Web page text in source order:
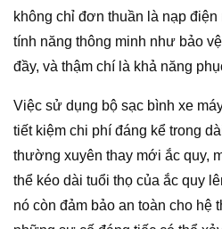
không chỉ đơn thuần là nạp
tính năng thông minh như bảo
đầy, và thậm chí là khả năng
Việc sử dụng bộ sạc bình xe
tiết kiệm chi phí đáng kể trong
thường xuyên thay mới ắc quy,
thể kéo dài tuổi thọ của ắc quy
nó còn đảm bảo an toàn cho hệ